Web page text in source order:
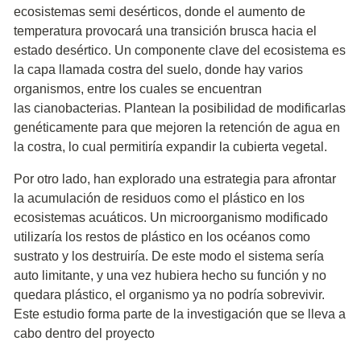
ecosistemas semi desérticos, donde el aumento de
temperatura provocará una transición brusca hacia el
estado desértico. Un componente clave del ecosistema es
la capa llamada costra del suelo, donde hay varios
organismos, entre los cuales se encuentran
las cianobacterias. Plantean la posibilidad de modificarlas
genéticamente para que mejoren la retención de agua en
la costra, lo cual permitiría expandir la cubierta vegetal.
Por otro lado, han explorado una estrategia para afrontar
la acumulación de residuos como el plástico en los
ecosistemas acuáticos. Un microorganismo modificado
utilizaría los restos de plástico en los océanos como
sustrato y los destruiría. De este modo el sistema sería
auto limitante, y una vez hubiera hecho su función y no
quedara plástico, el organismo ya no podría sobrevivir.
Este estudio forma parte de la investigación que se lleva a
cabo dentro del proyecto